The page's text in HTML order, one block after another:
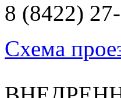
8 (8422)
Схема